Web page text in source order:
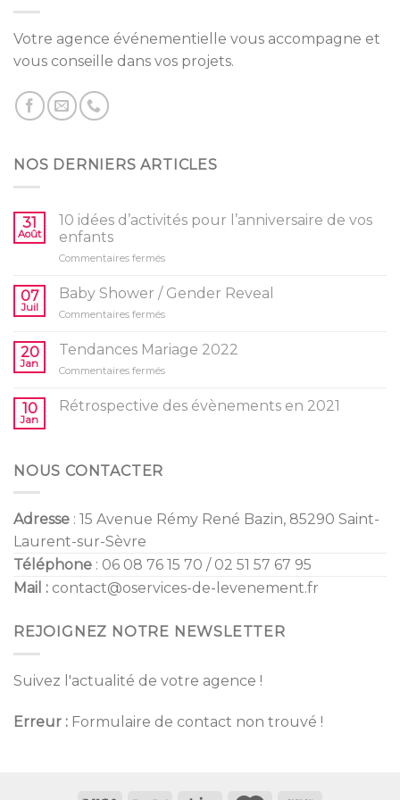
Votre agence événementielle vous accompagne et
vous conseille dans vos projets.
NOS DERNIERS ARTICLES
31
Août
10 idées d’activités pour l’anniversaire de vos
enfants
Commentaires ferméssur
idées
d’activités
pour
de
enfants
07
Juil
Baby Shower / Gender Reveal
Commentaires ferméssur
Shower
/
Gender
20
Jan
Tendances Mariage 2022
Commentaires ferméssur
Mariage
2022
10
Jan
Rétrospective des évènements en 2021
NOUS CONTACTER
Adresse : 15 Avenue Rémy René Bazin, 85290 Saint-
Laurent-sur-Sèvre
Téléphone : 06 08 76 15 70 / 02 51 57 67 95
Mail : contact@oservices-de-levenement.fr
REJOIGNEZ NOTRE NEWSLETTER
Suivez l'actualité de votre agence !
Erreur : Formulaire de contact non trouvé !